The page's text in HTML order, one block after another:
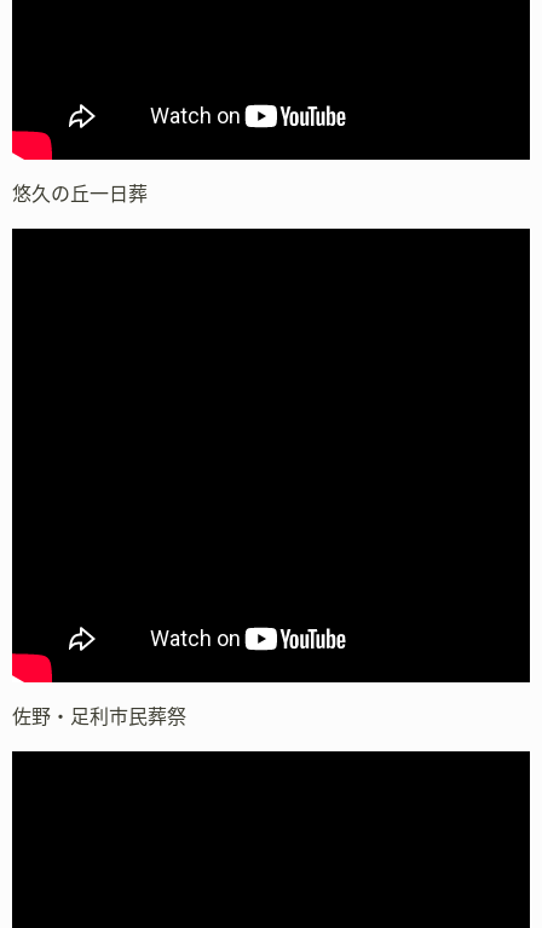
悠久の丘一日葬
佐野・足利市民葬祭